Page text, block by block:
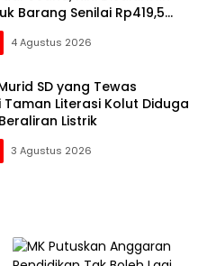
Barang Senilai Rp419,5
4 Agustus 2026
SD yang Tewas
Taman Literasi Kolut Diduga
Listrik
3 Agustus 2026